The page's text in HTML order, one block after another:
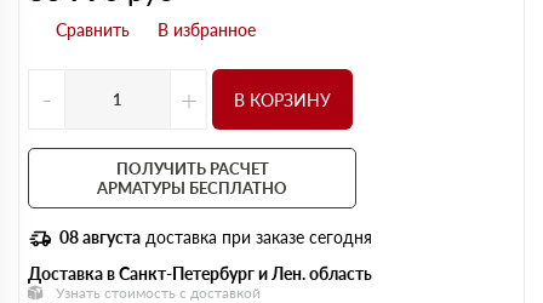
- + В КОРЗИНУ
ПОЛУЧИТЬ РАСЧЕТ
АРМАТУРЫ БЕСПЛАТНО
08 августа доставка при заказе сегодня
Доставка в Санкт-Петербург и Лен. область
Узнать стоимость с доставкой